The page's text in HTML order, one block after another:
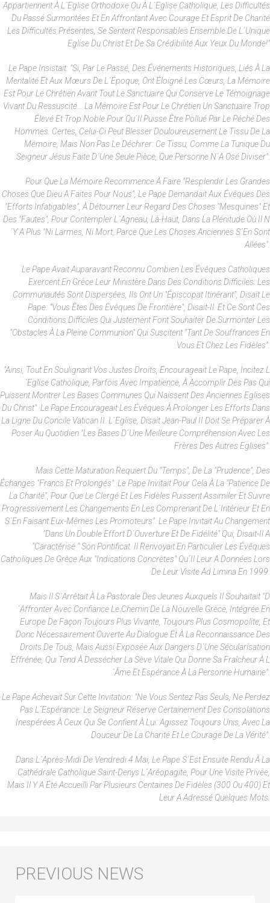
Appartiennent À L´Eglise Orthodoxe Ou À L´Eglise Catholique, Les Difficultés
Du Passé Surmontées Et En Affrontant Avec Courage Et Esprit De Charité
Les Difficultés Présentes, Se Sentent Responsables Ensemble De L´unique
Eglise Du Christ Et De Sa Crédibilité Aux Yeux Du Monde!"
Le Pape Insistait: "Si, Par Le Passé, Des Événements Historiques, Liés À La
Mentalité Et Aux Mœurs De L´époque, Ont Éloigné Les Cœurs, La Mémoire
Est Pour Le Chrétien Avant Tout Le Sanctuaire Qui Conserve Le Témoignage
Vivant Du Ressuscité… La Mémoire Est Pour Le Chrétien Un Sanctuaire Trop
Élevé Et Trop Noble Pour Qu´il Puisse Être Pollué Par Le Péché Des
Hommes. Certes, Celui-Ci Peut Blesser Douloureusement Le Tissu De La
Mémoire, Mais Non Pas Le Déchirer: Ce Tissu, Comme La Tunique Du
Seigneur Jésus Faite D´une Seule Pièce, Que Personne N´a Osé Diviser".
Pour Que La Mémoire Recommence À Faire "resplendir Les Grandes
Choses Que Dieu A Faites Pour Nous", Le Pape Demandait Aux Évêques Des
"efforts Infatigables", À Détourner Leur Regard Des Choses "mesquines" Et
Des "fautes", Pour Contempler L´Agneau, Là-Haut, Dans La Plénitude Où Il N
´y A Plus "ni Larmes, Ni Mort, Parce Que Les Choses Anciennes S´en Sont
Allées".
Le Pape Avait Auparavant Reconnu Combien Les Évêques Catholiques
Exercent En Grèce Leur Ministère Dans Des Conditions Difficiles: Les
Communautés Sont Dispersées, Ils Ont Un "épiscopat Itinérant", Disait Le
Pape: "vous Êtes Des Évêques De Frontière", Disait-Il. Et Ce Sont Ces
Conditions Difficiles Qui Justement Font Souhaiter De Surmonter Les
"obstacles À La Pleine Communion" Qui Suscitent "tant De Souffrances En
Vous Et Chez Les Fidèles".
"Ainsi, Tout En Soulignant Vos Justes Droits, Encourageait Le Pape, Incitez L
´Eglise Catholique, Parfois Avec Impatience, À Accomplir Des Pas Qui
Puissent Montrer Les Bases Communes Qui Naissent Des Anciennes Eglises
Du Christ". Le Pape Encourageait Les Évêques À Prolonger Les Efforts Dans
La Ligne Du Concile Vatican II. L´Eglise, Disait Jean-Paul II Doit Se Préparer À
Poser Au Quotidien "les Bases D´une Meilleure Compréhension Avec Les
Frères Des Autres Eglises".
Mais Cette Maturation Requiert Du "temps", De La "prudence", Des
Échanges "francs Et Prolongés". Le Pape Invitait Pour Cela À La "patience De
La Charité", Pour Que Le Clergé Et Les Fidèles Puissent Assimiler Et Suivre
Progressivement Les Changements En Les Comprenant De L´intérieur Et En
S´en Faisant Eux-Mêmes Les Promoteurs". Le Pape Invitait Au Changement
"dans Un Double Effort D´ouverture Et De Fidélité" Qui, Disait-Il A
"caractérisé " Son Pontificat. Il Renvoyait En Particulier Les Évêques
Catholiques De Grèce Aux "indications Concrètes" Qu´il Leur A Données Lors
De Leur Visite Ad Limina En 1999.
Mais Il S´arrêtait À La Pastorale Des Jeunes Auxquels Il Souhaitait "d
´affronter Avec Confiance Le Chemin De La Nouvelle Grèce, Intégrée En
Europe De Façon Toujours Plus Vivante, Toujours Plus Cosmopolite, Et
Donc Nécessairement Ouverte Au Dialogue Et À La Reconnaissance Des
Droits De Tous, Mais Aussi Exposée Aux Dangers D´une Sécularisation
Effrénée, Qui Tend À Dessécher La Sève Vitale Qui Donne Sa Fraîcheur À L
´âme Et Espérance À La Personne Humaine".
Le Pape Achevait Sur Cette Invitation: "Ne Vous Sentez Pas Seuls, Ne Perdez
Pas L´espérance: Le Seigneur Réserve Certainement Des Consolations
Inespérées À Ceux Qui Se Confient À Lui. Agissez Toujours Unis, Avec La
Douceur De La Charité Et Le Courage De La Vérité".
Dans L´après-Midi De Vendredi 4 Mai, Le Pape S´est Ensuite Rendu À La
Cathédrale Catholique Saint-Denys L´Aréopagite, Pour Une Visite Privée,
Mais Il Y A Été Accueilli Par Plusieurs Centaines De Fidèles (300 Ou 400) Et
Leur A Adressé Quelques Mots.